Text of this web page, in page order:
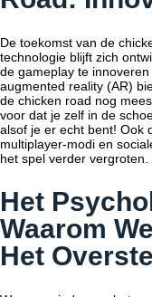
De toekomst van de
technologie blijft zich
de gameplay te
augmented reality (AR)
de chicken road nog
voor dat je zelf in de
alsof je er echt bent! Ook
multiplayer-modi en
het spel verder vergroten.
Het
Waarom
Het